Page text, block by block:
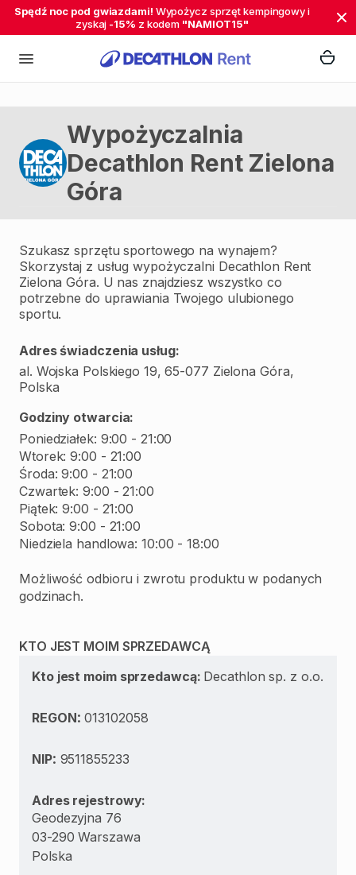
Spędź noc pod gwiazdami! Wypożycz sprzęt kempingowy i
zyskaj -15% z kodem "NAMIOT15"
Wypożyczalnia
Decathlon Rent Zielona
Góra
Szukasz sprzętu sportowego na wynajem?
Skorzystaj z usług wypożyczalni Decathlon Rent
Zielona Góra. U nas znajdziesz wszystko co
potrzebne do uprawiania Twojego ulubionego
sportu.
Adres świadczenia usług:
al. Wojska Polskiego 19, 65-077 Zielona Góra,
Polska
Godziny otwarcia:
Poniedziałek: 9:00 - 21:00
Wtorek: 9:00 - 21:00
Środa: 9:00 - 21:00
Czwartek: 9:00 - 21:00
Piątek: 9:00 - 21:00
Sobota: 9:00 - 21:00
Niedziela handlowa: 10:00 - 18:00
Możliwość odbioru i zwrotu produktu w podanych
godzinach.
KTO JEST MOIM SPRZEDAWCĄ
Kto jest moim sprzedawcą: Decathlon sp. z o.o.
REGON:013102058
NIP: 9511855233
Adres rejestrowy:
Geodezyjna 76
03-290 Warszawa
Polska